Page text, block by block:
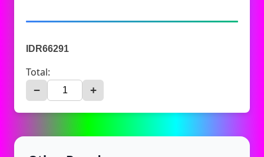
IDR66291
Total:
− +